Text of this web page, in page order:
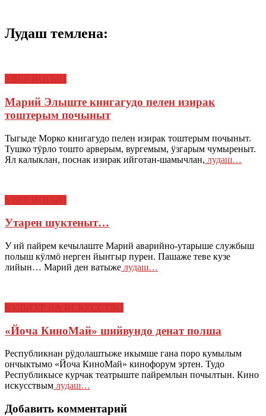
Лудаш темлена:
Марий Элыште книгагудо пелен изирак
тоштерым почыныт
Тыгыде Морко книгагудо пелен изирак тоштерым почыныт.
Тушко тӱрло тошто арверым, вургемым, ӱзгарым чумыреныт.
Ял калыклан, поснак изирак ийготан-шамычлан, лудаш…
Утарен шуктеныт…
У ий пайрем кечылаште Марий аварийно-утарыше службыш
полыш кӱлмӧ нерген йыҥгыр пурен. Пашаже теве кузе
лийын… Марий ден ватыже лудаш…
«Йоча КиноМай» шийвундо денат полша
Республикнан рӱдолаштыже икымше гана поро кумылым
ончыктымо «Йоча КиноМай» кинофорум эртен. Тудо
Республикысе курчак театрыште пайремлын почылтын. Кино
искусствым лудаш…
Добавить комментарий